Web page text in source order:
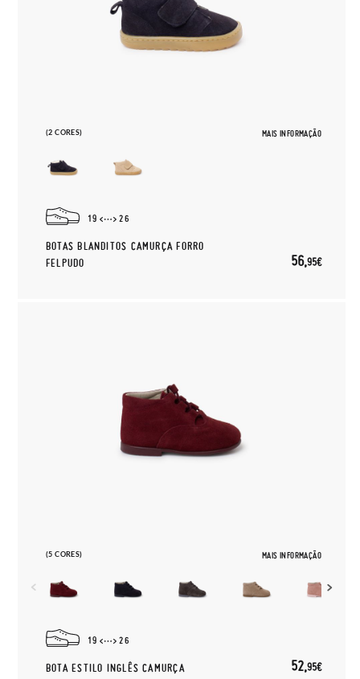
(2 CORES) MAIS INFORMAÇÃO
19 26
BOTAS BLANDITOS CAMURÇA FORRO
FELPUDO
56,95€
(5 CORES) MAIS INFORMAÇÃO
19 26
BOTA ESTILO INGLÊS CAMURÇA 52,95€